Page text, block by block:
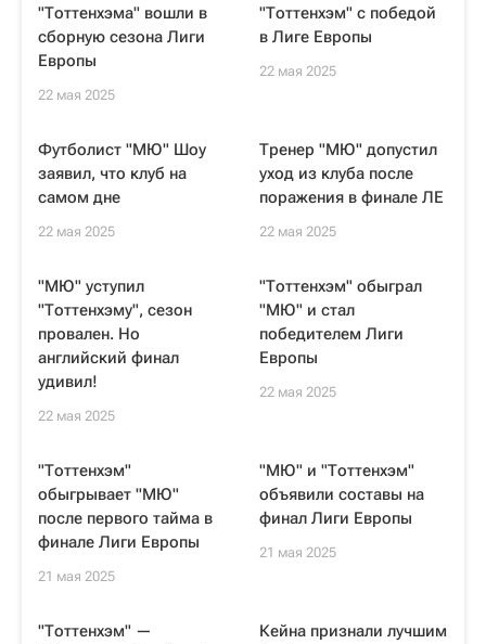
"Тоттенхэма" вошли в
сборную сезона Лиги
Европы
22 мая 2025
"Тоттенхэм" с победой
в Лиге Европы
22 мая 2025
Футболист "МЮ" Шоу
заявил, что клуб на
самом дне
22 мая 2025
Тренер "МЮ" допустил
уход из клуба после
поражения в финале ЛЕ
22 мая 2025
"МЮ" уступил
"Тоттенхэму", сезон
провален. Но
английский финал
удивил!
22 мая 2025
"Тоттенхэм" обыграл
"МЮ" и стал
победителем Лиги
Европы
22 мая 2025
"Тоттенхэм"
обыгрывает "МЮ"
после первого тайма в
финале Лиги Европы
21 мая 2025
"МЮ" и "Тоттенхэм"
объявили составы на
финал Лиги Европы
21 мая 2025
"Тоттенхэм" —
Кейна признали лучшим